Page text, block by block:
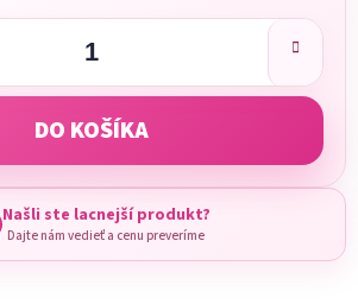
Jednotková cena:
DO KOŠÍKA
Našli ste lacnejší produkt?
Dajte nám vedieť a cenu preveríme